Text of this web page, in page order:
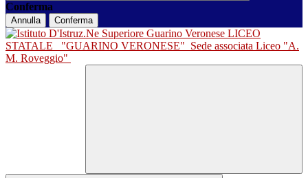
Conferma
Annulla Conferma
LICEO
STATALE
"GUARINO VERONESE" Sede associata Liceo "A.
M. Roveggio"